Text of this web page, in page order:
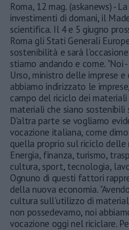
Roma, 12 mag. (askanews) -
investimenti di domani, il
scientifica. Il 4 e 5 giugno
Roma gli Stati Generali
sostenibilità e sarà
stiamo andando e come. "Noi
Urso, ministro delle imprese
abbiamo indirizzato le
campo del riciclo dei
materiali che siano sostenibili
D'altra parte se vogliamo
vocazione italiana, come
quella proprio sul riciclo delle
Energia, finanza, turismo,
cultura, sport, tecnologia,
Ognuno di questi fattori
della nuova economia.
cultura sull'utilizzo di
non possedevamo, noi
vocazione oggi nel riciclare.